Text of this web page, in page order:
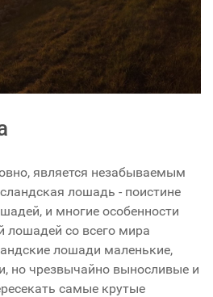
является незабываемым
лошадь - поистине
и многие особенности
лошадей со всего мира
лошади маленькие,
но чрезвычайно выносливые и
самые крутые